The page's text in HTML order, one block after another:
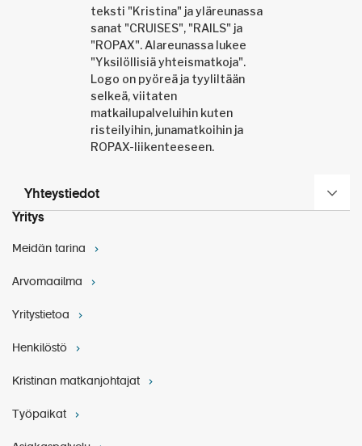
Maxima ulkoilmakuntosali
Yhteystiedot
Yritys
Meidän tarina
Arvomaailma
Yritystietoa
Henkilöstö
Kristinan matkanjohtajat
Työpaikat